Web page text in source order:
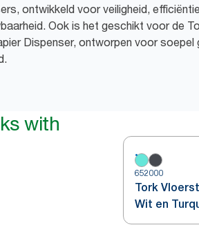
ontwikkeld voor veiligheid,
Ook is het geschikt voor de
Dispenser, ontworpen voor soepel
with
652000
Tork
Wit en